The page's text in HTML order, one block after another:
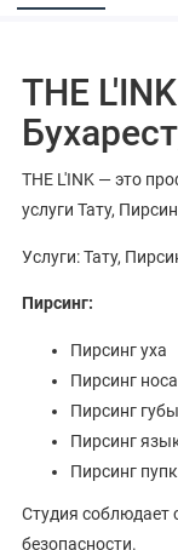
THE
THE L'INK — это
услуги Тату,
Услуги: Тату,
Пирсинг:
Пирсинг уха
Пирсинг носа
Пирсинг губы
Пирсинг
Пирсинг
Студия соблюдает
безопасности.